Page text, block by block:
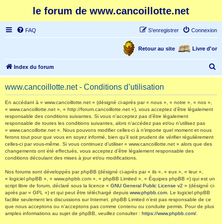
le forum de www.cancoillotte.net
FAQ Connexion
S’enregistrer
Livre d'or
Retour au site
Index du forum
e
www.cancoillotte.net - Conditions d’utilisation
En accédant à « www.cancoillotte.net » (désigné ci-après par « nous », « notre », « nos »,
« www.cancoillotte.net », « http://forum.cancoillotte.net »), vous acceptez d’être légalement
responsable des conditions suivantes. Si vous n’acceptez pas d’être légalement
responsable de toutes les conditions suivantes, alors n’accédez pas et/ou n’utilisez pas
« www.cancoillotte.net ». Nous pouvons modifier celles-ci à n’importe quel moment et nous
ferons tout pour que vous en soyez informé, bien qu’il soit prudent de vérifier régulièrement
celles-ci par vous-même. Si vous continuez d’utiliser « www.cancoillotte.net » alors que des
changements ont été effectués, vous acceptez d’être légalement responsable des
conditions découlant des mises à jour et/ou modifications.
Nos forums sont développés par phpBB (désigné ci-après par « ils », « eux », « leur »,
« logiciel phpBB », « www.phpbb.com », « phpBB Limited », « Équipes phpBB ») qui est un
script libre de forum, déclaré sous la licence « GNU General Public License v2 » (désigné ci-
après par « GPL ») et qui peut être téléchargé depuis www.phpbb.com . Le logiciel phpBB
facilite seulement les discussions sur Internet. phpBB Limited n’est pas responsable de ce
que nous acceptons ou n’acceptons pas comme contenu ou conduite permis. Pour de plus
amples informations au sujet de phpBB, veuillez consulter : https://www.phpbb.com/